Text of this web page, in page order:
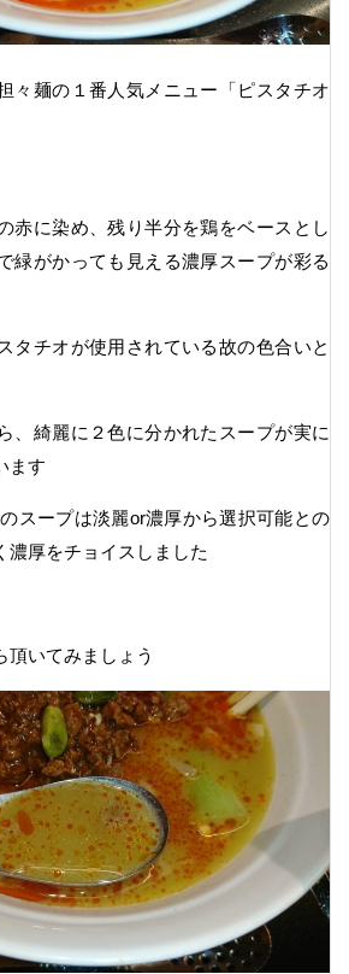
々麺の１番人気メニュー「ピスタチオ
赤に染め、残り半分を鶏をベースとし
緑がかっても見える濃厚スープが彩る
タチオが使用されている故の色合いと
、綺麗に２色に分かれたスープが実に
ます
スープは淡麗or濃厚から選択可能との
濃厚をチョイスしました
頂いてみましょう